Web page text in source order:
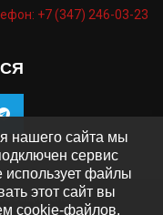
+7 (347) 246-03-23
защищены.
нашего сайта мы
сервис
использует файлы
этот сайт вы
cookie-файлов.